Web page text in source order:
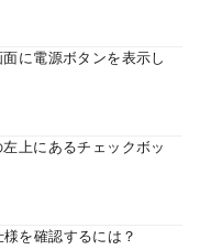
に電源ボタンを表示し
上にあるチェックボッ
を確認するには？